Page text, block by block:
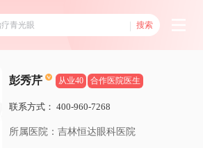
搜索
彭秀芹 从业40 合作医院医生
联系方式：400-960-7268
所属医院：吉林恒达眼科医院